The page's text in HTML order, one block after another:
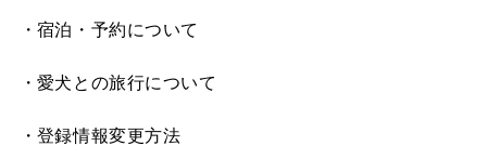
宿泊・予約について
愛犬との旅行について
登録情報変更方法